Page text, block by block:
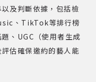
及判斷依據，包括檢
、TikTok等排行榜
、UGC（使用者生成
估確保邀約的藝人能